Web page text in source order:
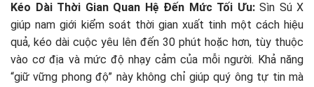
Kéo Dài Thời Gian Quan Hệ Đến Mức Tối Ưu:Sìn Sú X
giúp nam giới kiểm soát thời gian xuất tinh một cách hiệu
quả, kéo dài cuộc yêu lên đến 30 phút hoặc hơn, tùy thuộc
vào cơ địa và mức độ nhạy cảm của mỗi người. Khả năng
“giữ vững phong độ” này không chỉ giúp quý ông tự tin mà